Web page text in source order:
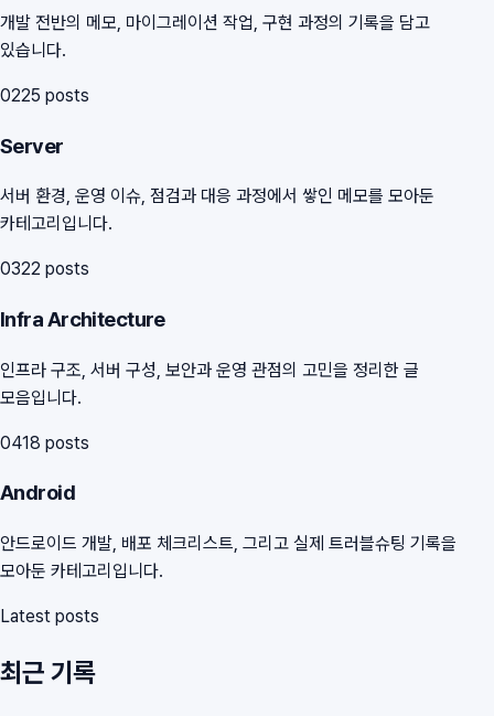
개발 전반의 메모, 마이그레이션 작업, 구현 과정의 기록을 담고
있습니다.
0225 posts
Server
서버 환경, 운영 이슈, 점검과 대응 과정에서 쌓인 메모를 모아둔
카테고리입니다.
0322 posts
Infra Architecture
인프라 구조, 서버 구성, 보안과 운영 관점의 고민을 정리한 글
모음입니다.
0418 posts
Android
안드로이드 개발, 배포 체크리스트, 그리고 실제 트러블슈팅 기록을
모아둔 카테고리입니다.
Latest posts
최근 기록